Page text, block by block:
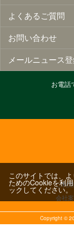
よくあるご質問
お問い合わせ
メールニュース
お電話
ご利
会社
Copyright ©
このサイトでは、
ためのCookieを利
ックしてください。